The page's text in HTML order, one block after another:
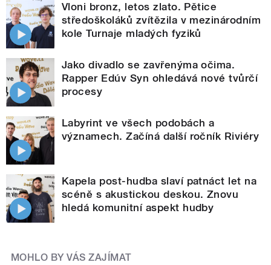
Vloni bronz, letos zlato. Pětice
středoškoláků zvítězila v mezinárodním
kole Turnaje mladých fyziků
Jako divadlo se zavřenýma očima.
Rapper Edúv Syn ohledává nové tvůrčí
procesy
Labyrint ve všech podobách a
významech. Začíná další ročník Riviéry
Kapela post-hudba slaví patnáct let na
scéně s akustickou deskou. Znovu
hledá komunitní aspekt hudby
MOHLO BY VÁS ZAJÍMAT